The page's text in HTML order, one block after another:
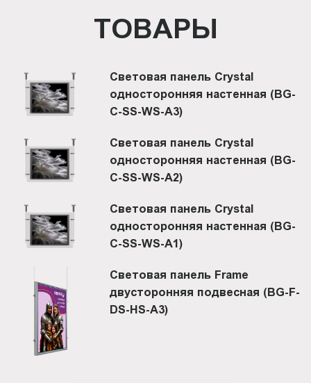
ТОВАРЫ
Световая панель Crystal
односторонняя настенная (BG-
C-SS-WS-A3)
Световая панель Crystal
односторонняя настенная (BG-
C-SS-WS-A2)
Световая панель Crystal
односторонняя настенная (BG-
C-SS-WS-A1)
Световая панель Frame
двусторонняя подвесная (BG-F-
DS-HS-A3)